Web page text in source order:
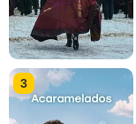
3